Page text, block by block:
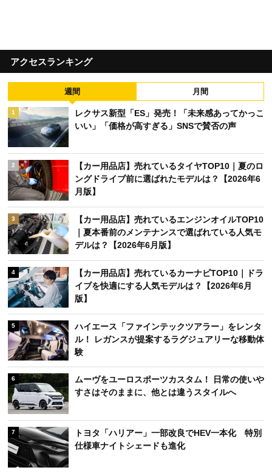
アクセスランキング
週間 月間
1
レクサス新型「ES」発売！「未来感あってかっこ
いい」「価格が高すぎる」SNSで賛否の声
2
【カー用品店】売れているタイヤTOP10｜夏のロ
ングドライブ前に選ばれたモデルは？【2026年6
月版】
3
【カー用品店】売れているエンジンオイルTOP10
｜夏本番前のメンテナンスで選ばれている人気モ
デルは？【2026年6月版】
4
【カー用品店】売れているカーナビTOP10｜ドラ
イブを快適にする人気モデルは？【2026年6月
版】
5
ハイエース「ファインテックツアラー」をレンタ
ル！ レガンスが提案するラグジュアリーな移動体
験
6
ムーヴをユーロスポーツカスタム！ 日常の使いや
すさはそのままに、他とは違うスタイルへ
7
トヨタ「ハリアー」一部改良でHEV一本化 特別
仕様車ナイトシェードも進化